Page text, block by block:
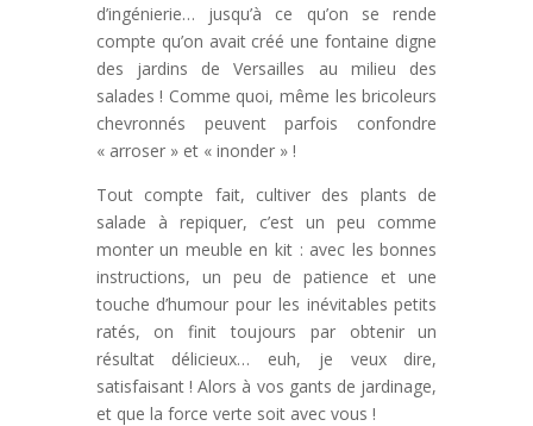
d’ingénierie… jusqu’à ce qu’on se rende
compte qu’on avait créé une fontaine digne
des jardins de Versailles au milieu des
salades ! Comme quoi, même les bricoleurs
chevronnés peuvent parfois confondre
« arroser » et « inonder » !
Tout compte fait, cultiver des plants de
salade à repiquer, c’est un peu comme
monter un meuble en kit : avec les bonnes
instructions, un peu de patience et une
touche d’humour pour les inévitables petits
ratés, on finit toujours par obtenir un
résultat délicieux… euh, je veux dire,
satisfaisant ! Alors à vos gants de jardinage,
et que la force verte soit avec vous !